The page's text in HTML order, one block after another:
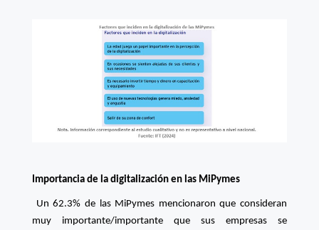
Importancia de la digitalización en las MiPymes
Un 62.3% de las MiPymes mencionaron que consideran
muy importante/importante que sus empresas se